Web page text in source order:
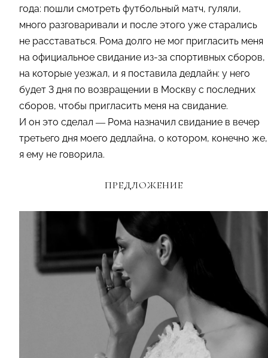
года: пошли смотреть футбольный матч, гуляли,
много разговаривали и после этого уже старались
не расставаться. Рома долго не мог пригласить меня
на официальное свидание из-за спортивных сборов,
на которые уезжал, и я поставила дедлайн: у него
будет 3 дня по возвращении в Москву с последних
сборов, чтобы пригласить меня на свидание.
И он это сделал — Рома назначил свидание в вечер
третьего дня моего дедлайна, о котором, конечно же,
я ему не говорила.
ПРЕДЛОЖЕНИЕ